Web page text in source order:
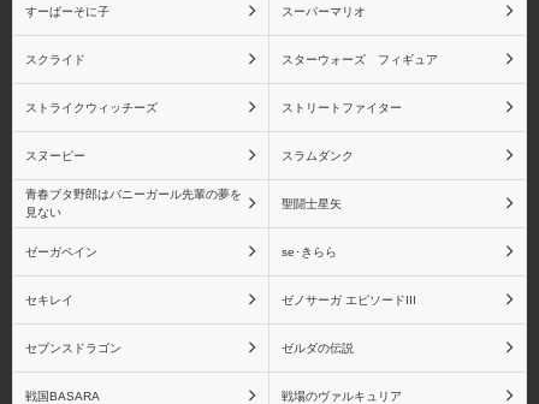
すーぱーそに子 スーパーマリオ
スクライド スターウォーズ フィギュア
ストライクウィッチーズ ストリートファイター
スヌーピー スラムダンク
青春ブタ野郎はバニーガール先輩の夢を
見ない
聖闘士星矢
ゼーガペイン se･きらら
セキレイ ゼノサーガ エピソードIII
セブンスドラゴン ゼルダの伝説
戦国BASARA 戦場のヴァルキュリア